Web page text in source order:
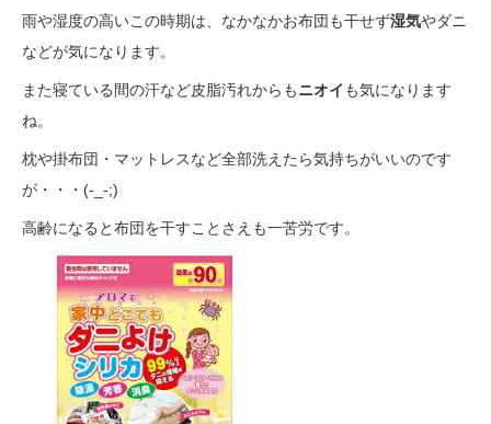
雨や湿度の高いこの時期は、なかなかお布団も干せず湿気やダニ
などが気になります。
また寝ている間の汗など皮脂汚れからもニオイ も気になります
ね。
枕や掛布団・マットレスなど全部洗えたら気持ちがいいのです
が・・・(-_-;)
高齢になると布団を干すことさえも一苦労です。